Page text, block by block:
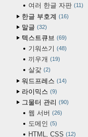
여러 한글 자판 11
한글 부호계 16
말글 32
텍스트큐브 69
기워쓰기 48
끼우개 19
살갗 2
워드프레스 14
라이믹스 9
그물터 관리 90
웹 서버 26
도메인 5
HTML, CSS 12